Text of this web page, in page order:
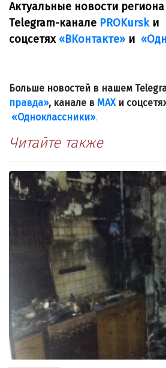
Актуальные новости
Telegram-канале PROKurskи
соцсетях «ВКонтакте» и
Больше новостей в нашем
правда», канале в МАХи
«Одноклассники».
Читайте также